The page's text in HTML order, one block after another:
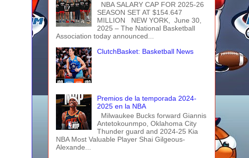
NBA SALARY CAP FOR 2025-26
SEASON SET AT $154.647
MILLION NEW YORK, June 30,
2025 – The National Basketball
Association today announced...
ClutchBasket: Basketball News
Premios de la temporada 2024-
2025 en la NBA
Milwaukee Bucks forward Giannis
Antetokounmpo, Oklahoma City
Thunder guard and 2024-25 Kia
NBA Most Valuable Player Shai Gilgeous-
Alexande...